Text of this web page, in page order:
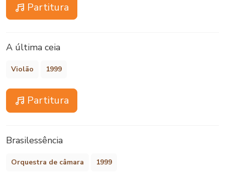
Partitura
A última ceia
Violão 1999
Partitura
Brasilessência
Orquestra de câmara 1999